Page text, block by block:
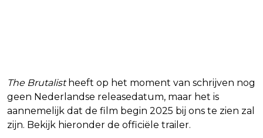
The Brutalistheeft op het moment van schrijven nog
geen Nederlandse releasedatum, maar het is
aannemelijk dat de film begin 2025 bij ons te zien zal
zijn. Bekijk hieronder de officiële trailer.